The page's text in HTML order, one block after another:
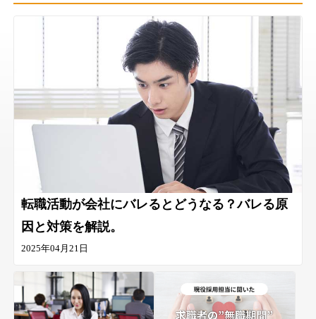
転職活動が会社にバレるとどうなる？バレる原
因と対策を解説。
2025年04月21日